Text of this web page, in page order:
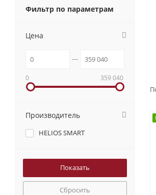
Фильтр по параметрам
Цена
0 359 040
Производитель
HELIOS SMART
Сбросить